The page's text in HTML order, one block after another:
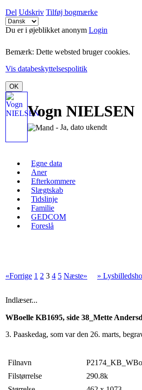
Del Udskriv Tilføj bogmærke
Du er i øjeblikket anonym Login
Bemærk: Dette websted bruger cookies.
Vis databeskyttelsespolitik
OK
Vogn NIELSEN
- Ja, dato ukendt
Egne data
Aner
Efterkommere
Slægtskab
Tidslinje
Familie
GEDCOM
Foreslå
«Forrige 1 2 3 4 5 Næste» »
Indlæser...
WBoelle KB1695, side 38_Mette
3. Paaskedag, som var den 26. marts,
Filnavn
Filstørrelse
290.8k